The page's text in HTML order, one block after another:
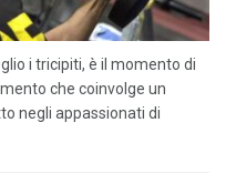
i tricipiti, è il momento di
che coinvolge un
negli appassionati di